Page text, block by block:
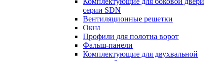
серии SDN
Вентиляционные решетки
Окна
Профили для полотна ворот
Фальш-панели
Комплектующие для двухвальной